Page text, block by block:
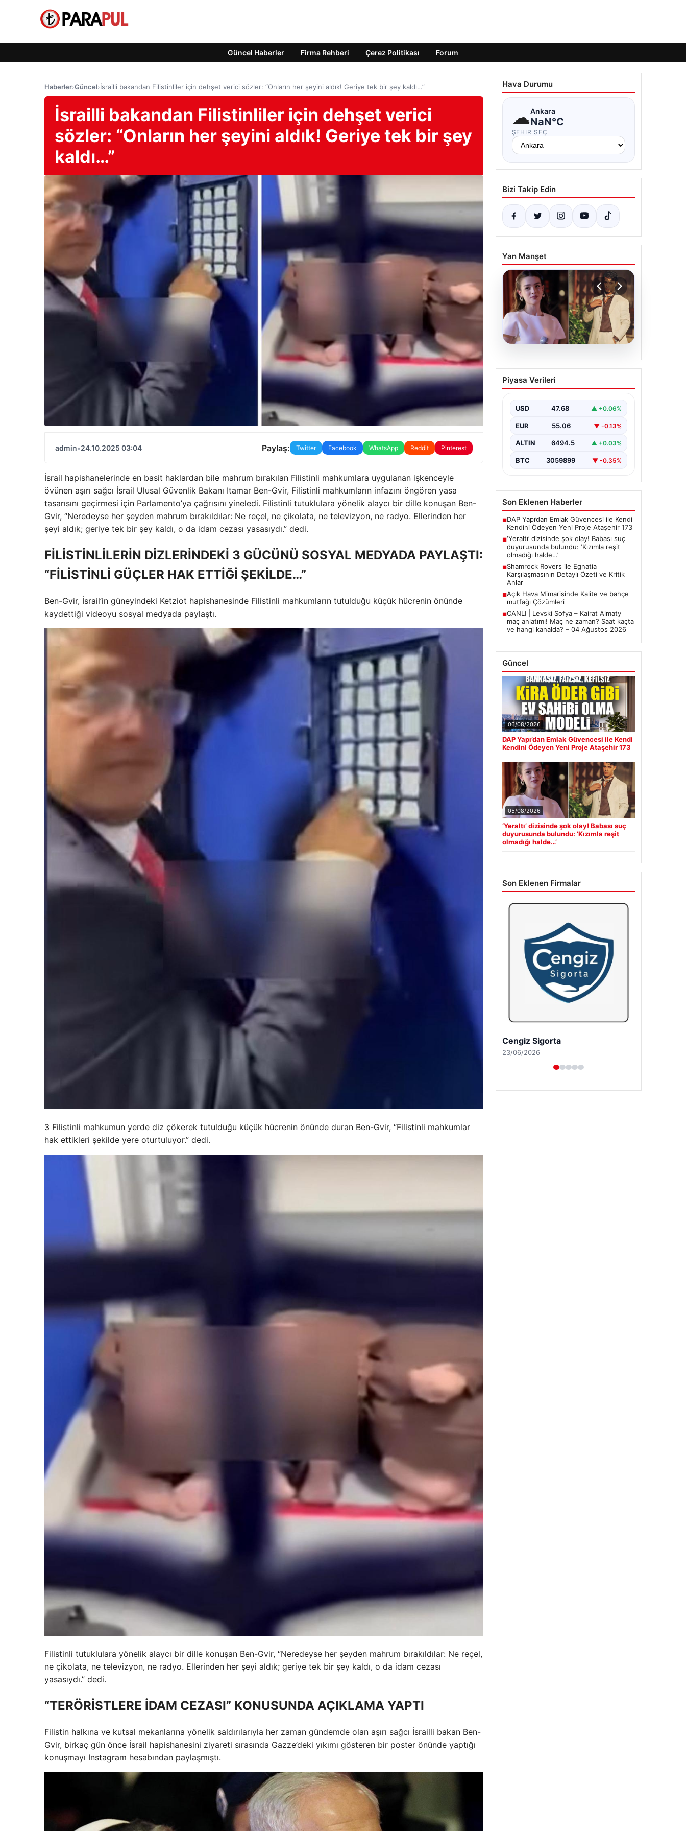
Güncel Haberler Firma Rehberi Çerez Politikası Forum
Haberler›Güncel›İsrailli bakandan Filistinliler için dehşet verici sözler: “Onların her şeyini aldık! Geriye tek bir şey kaldı…”
İsrailli bakandan Filistinliler için dehşet verici
sözler: “Onların her şeyini aldık! Geriye tek bir şey
kaldı…”
admin•24.10.2025 03:04 Paylaş: Twitter Facebook WhatsApp Reddit Pinterest
İsrail hapishanelerinde en basit haklardan bile mahrum bırakılan Filistinli mahkumlara uygulanan işkenceyle
övünen aşırı sağcı İsrail Ulusal Güvenlik Bakanı Itamar Ben-Gvir, Filistinli mahkumların infazını öngören yasa
tasarısını geçirmesi için Parlamento’ya çağrısını yineledi. Filistinli tutuklulara yönelik alaycı bir dille konuşan Ben-
Gvir, “Neredeyse her şeyden mahrum bırakıldılar: Ne reçel, ne çikolata, ne televizyon, ne radyo. Ellerinden her
şeyi aldık; geriye tek bir şey kaldı, o da idam cezası yasasıydı.” dedi.
FİLİSTİNLİLERİN DİZLERİNDEKİ 3 GÜCÜNÜ SOSYAL MEDYADA PAYLAŞTI:
“FİLİSTİNLİ GÜÇLER HAK ETTİĞİ ŞEKİLDE…”
Ben-Gvir, İsrail’in güneyindeki Ketziot hapishanesinde Filistinli mahkumların tutulduğu küçük hücrenin önünde
kaydettiği videoyu sosyal medyada paylaştı.
3 Filistinli mahkumun yerde diz çökerek tutulduğu küçük hücrenin önünde duran Ben-Gvir, “Filistinli mahkumlar
hak ettikleri şekilde yere oturtuluyor.” dedi.
Filistinli tutuklulara yönelik alaycı bir dille konuşan Ben-Gvir, “Neredeyse her şeyden mahrum bırakıldılar: Ne reçel,
ne çikolata, ne televizyon, ne radyo. Ellerinden her şeyi aldık; geriye tek bir şey kaldı, o da idam cezası
yasasıydı.” dedi.
“TERÖRİSTLERE İDAM CEZASI” KONUSUNDA AÇIKLAMA YAPTI
Filistin halkına ve kutsal mekanlarına yönelik saldırılarıyla her zaman gündemde olan aşırı sağcı İsrailli bakan Ben-
Gvir, birkaç gün önce İsrail hapishanesini ziyareti sırasında Gazze’deki yıkımı gösteren bir poster önünde yaptığı
konuşmayı Instagram hesabından paylaşmıştı.
Hava Durumu
☁Ankara
NaN°C
ŞEHIR SEÇ
Bizi Takip Edin
Yan Manşet
05.08.2026
‘Yeraltı’ dizisinde şok
olay! Babası suç
‘Kızımla reşit olmadığı
halde…’
Piyasa Verileri
USD 47.68 ▲ +0.06%
EUR 55.06 ▼ -0.13%
ALTIN 6494.5 ▲ +0.03%
BTC 3059899 ▼ -0.35%
Son Eklenen Haberler
■DAP Yapı’dan Emlak Güvencesi ile Kendi
Kendini Ödeyen Yeni Proje Ataşehir 173
■‘Yeraltı’ dizisinde şok olay! Babası suç
duyurusunda bulundu: ‘Kızımla reşit
olmadığı halde…’
■Shamrock Rovers ile Egnatia
Karşılaşmasının Detaylı Özeti ve Kritik
Anlar
■Açık Hava Mimarisinde Kalite ve bahçe
mutfağı Çözümleri
■CANLI | Levski Sofya – Kairat Almaty
maç anlatımı! Maç ne zaman? Saat kaçta
ve hangi kanalda? – 04 Ağustos 2026
Güncel
06/08/2026
DAP Yapı’dan Emlak Güvencesi ile Kendi
Kendini Ödeyen Yeni Proje Ataşehir 173
05/08/2026
‘Yeraltı’ dizisinde şok olay! Babası suç
duyurusunda bulundu: ‘Kızımla reşit
olmadığı halde…’
Son Eklenen Firmalar
Hastaş Beton
26/05/2026